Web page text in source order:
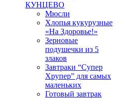
КУНЦЕВО
Мюсли
Хлопья кукурузные
«На Здоровье!»
Зерновые
подушечки из 5
злаков
Завтраки “Супер
Хрупер” для самых
маленьких
Готовый завтрак